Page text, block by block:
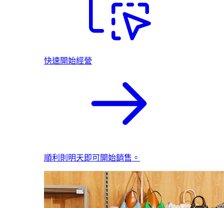
快速開始經營
順利則明天即可開始銷售。